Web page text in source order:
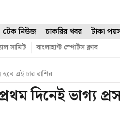
টেক নিউজ চাকরির খবর টাকা
সামিট বাংলাহান্ট স্পোর্টস ক্লাব
এই চার রাশির
দিনেই ভাগ্য